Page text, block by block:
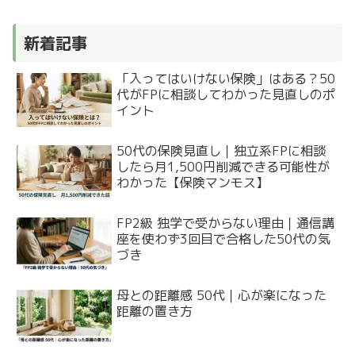
新着記事
「入ってはいけない保険」はある？50
代がFPに相談してわかった見直しのポ
イント
50代の保険見直し｜独立系FPに相談
したら月1,500円削減できる可能性が
わかった【保険マンモス】
FP2級 独学で受からない理由｜通信講
座を使わず3回目で合格した50代の気
づき
母との距離感 50代｜心が楽になった
距離の置き方